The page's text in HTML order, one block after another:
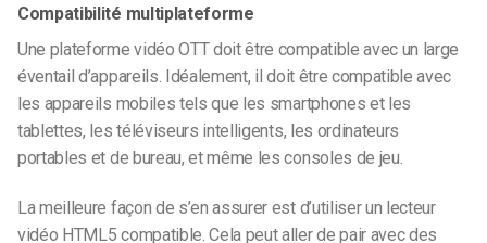
Compatibilité multiplateforme
Une plateforme vidéo OTT doit être compatible avec un large
éventail d’appareils. Idéalement, il doit être compatible avec
les appareils mobiles tels que les smartphones et les
tablettes, les téléviseurs intelligents, les ordinateurs
portables et de bureau, et même les consoles de jeu.
La meilleure façon de s’en assurer est d’utiliser un lecteur
vidéo HTML5 compatible. Cela peut aller de pair avec des